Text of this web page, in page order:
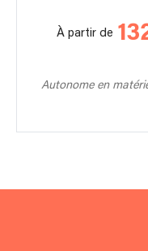
À partir de
Autonome en